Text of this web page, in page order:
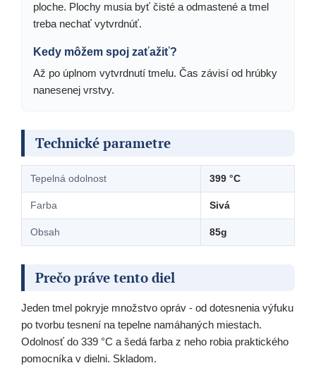
ploche. Plochy musia byť čisté a odmastené a tmel
treba nechať vytvrdnúť.
Kedy môžem spoj zaťažiť?
Až po úplnom vytvrdnutí tmelu. Čas závisí od hrúbky
nanesenej vrstvy.
Technické parametre
Tepelná odolnost 399 °C
Farba Sivá
Obsah 85g
Prečo práve tento diel
Jeden tmel pokryje množstvo opráv - od dotesnenia výfuku
po tvorbu tesnení na tepelne namáhaných miestach.
Odolnosť do 339 °C a šedá farba z neho robia praktického
pomocníka v dielni. Skladom.